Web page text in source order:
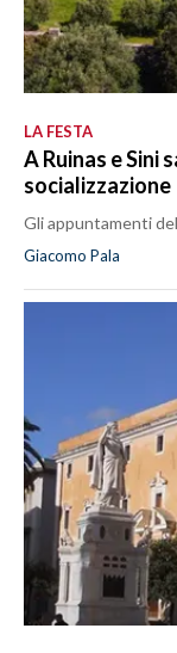
LA FESTA
A Ruinas e Sini
socializzazione
Gli appuntamenti
Giacomo Pala